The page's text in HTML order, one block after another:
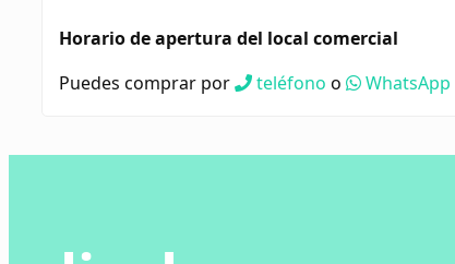
Horario de apertura del local comercial
Puedes comprar por
teléfono o WhatsApp